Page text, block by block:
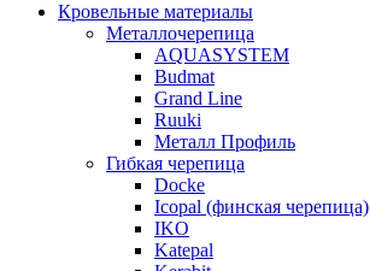
Кровельные материалы
Металлочерепица
AQUASYSTEM
Budmat
Grand Line
Ruuki
Металл Профиль
Гибкая черепица
Docke
Icopal (финская черепица)
IKO
Katepal